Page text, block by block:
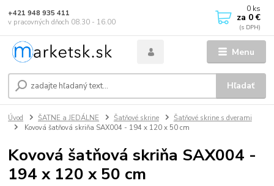
Menu
Hľadať
+421 948 935 411
v pracovných dňoch 08.30 - 16.00
0 ks
za 0 €
Úvod ŠATNE a JEDÁLNE Šatňové skrine
Šatňové skrine s dverami
Kovová šatňová skriňa SAX004 - 194 x 120 x 50 cm
Kovová šatňová skriňa SAX004 -
194 x 120 x 50 cm